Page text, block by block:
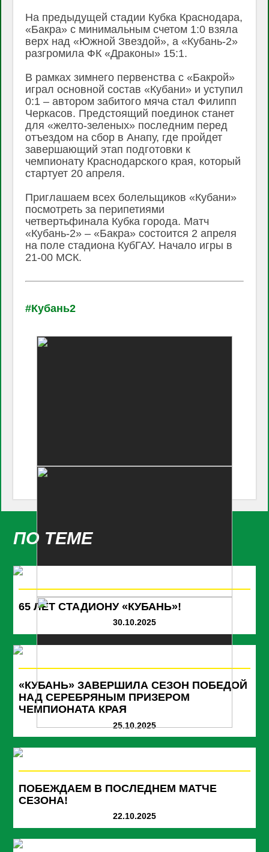
На предыдущей стадии Кубка Краснодара,
«Бакра» с минимальным счетом 1:0 взяла
верх над «Южной Звездой», а «Кубань-2»
разгромила ФК «Драконы» 15:1.
В рамках зимнего первенства с «Бакрой»
играл основной состав «Кубани» и уступил
0:1 – автором забитого мяча стал Филипп
Черкасов. Предстоящий поединок станет
для «желто-зеленых» последним перед
отъездом на сбор в Анапу, где пройдет
завершающий этап подготовки к
чемпионату Краснодарского края, который
стартует 20 апреля.
Приглашаем всех болельщиков «Кубани»
посмотреть за перипетиями
четвертьфинала Кубка города. Матч
«Кубань-2» – «Бакра» состоится 2 апреля
на поле стадиона КубГАУ. Начало игры в
21-00 МСК.
#Кубань2
ПО ТЕМЕ
65 ЛЕТ СТАДИОНУ «КУБАНЬ»!
30.10.2025
«КУБАНЬ» ЗАВЕРШИЛА СЕЗОН ПОБЕДОЙ
НАД СЕРЕБРЯНЫМ ПРИЗЕРОМ
ЧЕМПИОНАТА КРАЯ
25.10.2025
ПОБЕЖДАЕМ В ПОСЛЕДНЕМ МАТЧЕ
СЕЗОНА!
22.10.2025